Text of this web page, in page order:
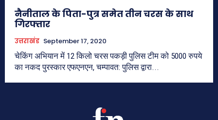
नैनीताल के पिता-पुत्र समेत तीन चरस के साथ
गिरफ्तार
उत्तराखंड September 17, 2020
चेकिंग अभियान में 12 किलो चरस पकड़ी पुलिस टीम को 5000 रुपये
का नकद पुरस्कार एफएनएन, चम्पावत: पुलिस द्वारा...